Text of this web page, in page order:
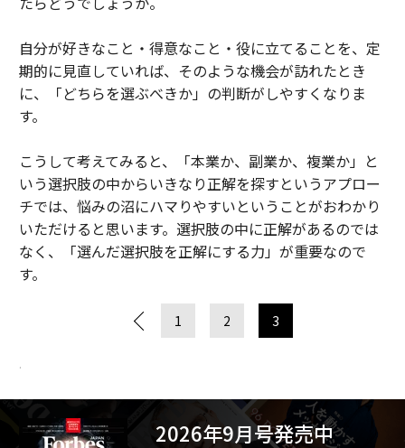
自分が好きなこと・得意なこと・役に立てることを、定
期的に見直していれば、そのような機会が訪れたとき
に、「どちらを選ぶべきか」の判断がしやすくなりま
す。
こうして考えてみると、「本業か、副業か、複業か」と
いう選択肢の中からいきなり正解を探すというアプロー
チでは、悩みの沼にハマりやすいということがおわかり
いただけると思います。選択肢の中に正解があるのでは
なく、「選んだ選択肢を正解にする力」が重要なので
す。
1 2 3
.
2026年9月号発売中